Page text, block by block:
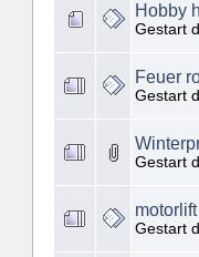
Hobby
Gestart
Feuer
Gestart
Gestart
Gestart